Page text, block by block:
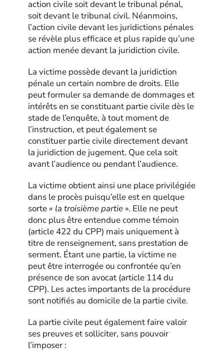
action civile soit devant le tribunal pénal,
soit devant le tribunal civil. Néanmoins,
l’action civile devant les juridictions pénales
se révèle plus efficace et plus rapide qu’une
action menée devant la juridiction civile.
La victime possède devant la juridiction
pénale un certain nombre de droits. Elle
peut formuler sa demande de dommages et
intérêts en se constituant partie civile dès le
stade de l’enquête, à tout moment de
l’instruction, et peut également se
constituer partie civile directement devant
la juridiction de jugement. Que cela soit
avant l’audience ou pendant l’audience.
La victime obtient ainsi une place privilégiée
dans le procès puisqu’elle est en quelque
sorte « la troisième partie ». Elle ne peut
donc plus être entendue comme témoin
(article 422 du CPP) mais uniquement à
titre de renseignement, sans prestation de
serment. Étant une partie, la victime ne
peut être interrogée ou confrontée qu’en
présence de son avocat (article 114 du
CPP). Les actes importants de la procédure
sont notifiés au domicile de la partie civile.
La partie civile peut également faire valoir
ses preuves et solliciter, sans pouvoir
l’imposer :